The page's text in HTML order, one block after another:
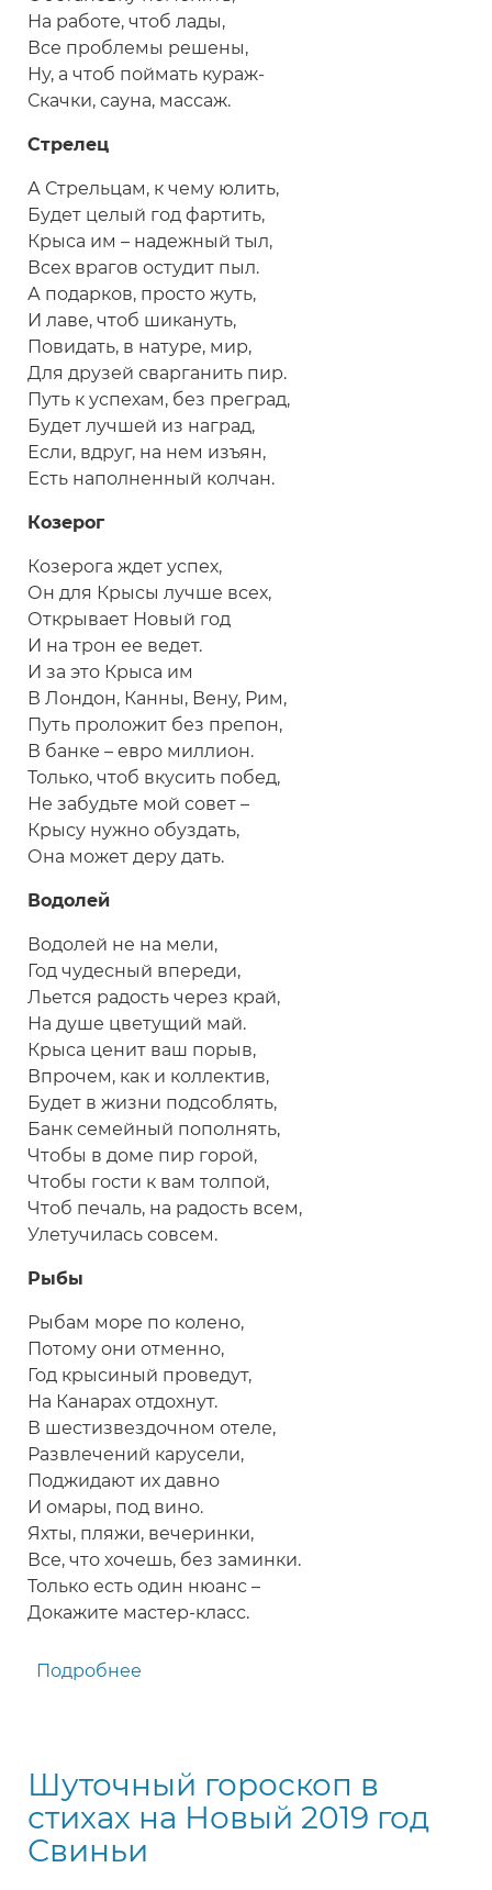
На работе, чтоб лады,
Все проблемы решены,
Ну, а чтоб поймать кураж-
Скачки, сауна, массаж.
Стрелец
А Стрельцам, к чему юлить,
Будет целый год фартить,
Крыса им – надежный тыл,
Всех врагов остудит пыл.
А подарков, просто жуть,
И лаве, чтоб шикануть,
Повидать, в натуре, мир,
Для друзей сварганить пир.
Путь к успехам, без преград,
Будет лучшей из наград,
Если, вдруг, на нем изъян,
Есть наполненный колчан.
Козерог
Козерога ждет успех,
Он для Крысы лучше всех,
Открывает Новый год
И на трон ее ведет.
И за это Крыса им
В Лондон, Канны, Вену, Рим,
Путь проложит без препон,
В банке – евро миллион.
Только, чтоб вкусить побед,
Не забудьте мой совет –
Крысу нужно обуздать,
Она может деру дать.
Водолей
Водолей не на мели,
Год чудесный впереди,
Льется радость через край,
На душе цветущий май.
Крыса ценит ваш порыв,
Впрочем, как и коллектив,
Будет в жизни подсоблять,
Банк семейный пополнять,
Чтобы в доме пир горой,
Чтобы гости к вам толпой,
Чтоб печаль, на радость всем,
Улетучилась совсем.
Рыбы
Рыбам море по колено,
Потому они отменно,
Год крысиный проведут,
На Канарах отдохнут.
В шестизвездочном отеле,
Развлечений карусели,
Поджидают их давно
И омары, под вино.
Яхты, пляжи, вечеринки,
Все, что хочешь, без заминки.
Только есть один нюанс –
Докажите мастер-класс.
Подробнее
Новый
2020
год
Крысы
Шуточный гороскоп в
стихах на Новый 2019 год
Свиньи